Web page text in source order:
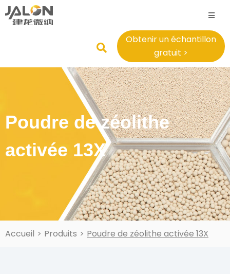
Obtenir un échantillon
gratuit >
Poudre de zéolithe
activée 13X
Accueil > Produits > Poudre de zéolithe activée 13X